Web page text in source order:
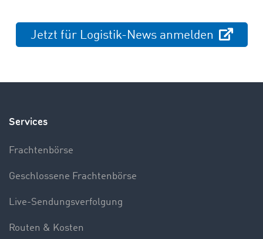
Jetzt für Logistik-News anmelden
Services
Frachtenbörse
Geschlossene Frachtenbörse
Live-Sendungsverfolgung
Routen & Kosten